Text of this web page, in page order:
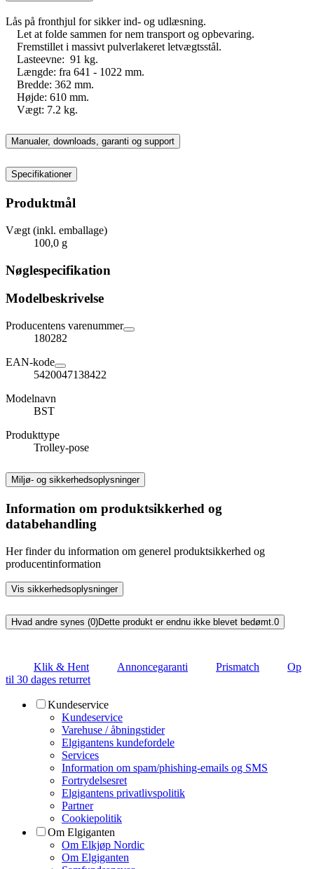
Lås på fronthjul for sikker ind- og udlæsning.
Let at folde sammen for nem transport og opbevaring.
Fremstillet i massivt pulverlakeret letvægtsstål.
Lasteevne: 91 kg.
Længde: fra 641 - 1022 mm.
Bredde: 362 mm.
Højde: 610 mm.
Vægt: 7.2 kg.
Manualer, downloads, garanti og support
Specifikationer
Produktmål
Vægt (inkl. emballage)
100,0 g
Nøglespecifikation
Modelbeskrivelse
Producentens varenummer
180282
EAN-kode
5420047138422
Modelnavn
BST
Produkttype
Trolley-pose
Miljø- og sikkerhedsoplysninger
Information om produktsikkerhed og
databehandling
Her finder du information om generel produktsikkerhed og
producentinformation
Vis sikkerhedsoplysninger
Hvad andre synes (0)Dette produkt er endnu ikke blevet bedømt. 0
Klik & Hent Annoncegaranti Prismatch
Op
til 30 dages returret
Kundeservice
Kundeservice
Varehuse / åbningstider
Elgigantens kundefordele
Services
Information om spam/phishing-emails og SMS
Fortrydelsesret
Elgigantens privatlivspolitik
Partner
Cookiepolitik
Om Elgiganten
Om Elkjøp Nordic
Om Elgiganten